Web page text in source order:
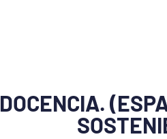
DOCENCIA.